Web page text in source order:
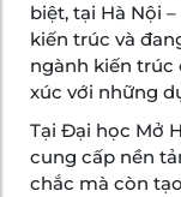
biệt, tại Hà Nội
kiến trúc và
ngành kiến trúc
xúc với những
Tại Đại học Mở
cung cấp nền
chắc mà còn